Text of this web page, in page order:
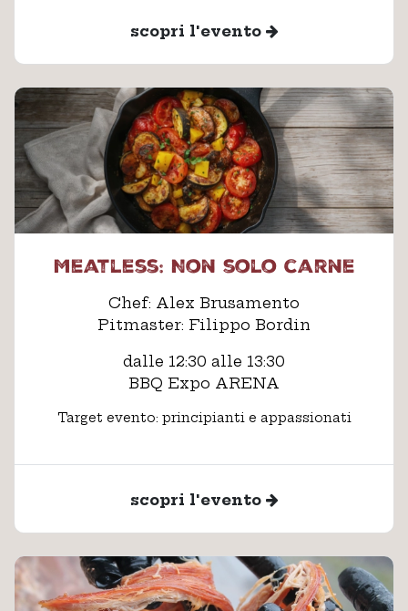
scopri l'evento
Meatless: Non solo carne
Chef: Alex Brusamento
Pitmaster: Filippo Bordin
dalle 12:30 alle 13:30
BBQ Expo ARENA
Target evento: principianti e appassionati
scopri l'evento